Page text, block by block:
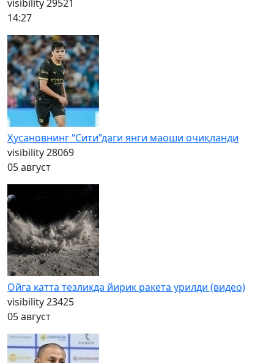
visibility29521
14:27
Ҳусановнинг “Сити”даги янги маоши очиқланди
visibility28069
05 август
Ойга катта тезликда йирик ракета урилди (видео)
visibility23425
05 август